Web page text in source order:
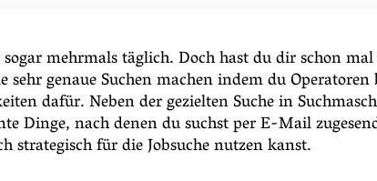
mehrmals täglich. Doch hast du dir schon
sehr genaue Suchen machen indem du
dafür. Neben der gezielten Suche in
Dinge, nach denen du suchst per E-Mail
für die Jobsuche nutzen kanst.